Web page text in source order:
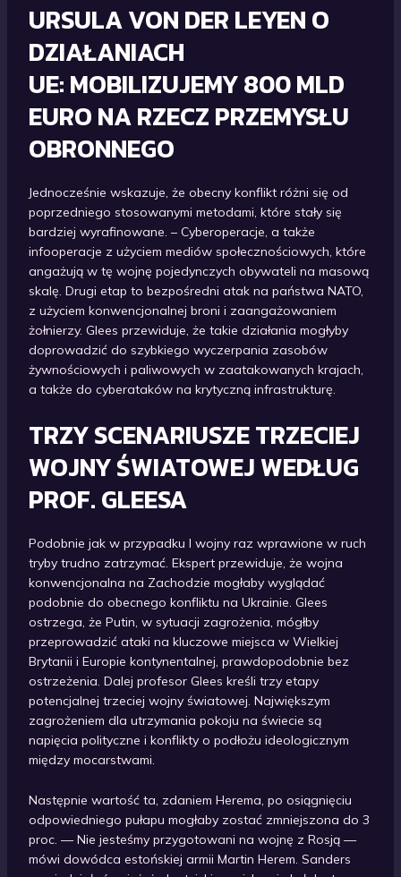
URSULA VON DER LEYEN O
DZIAŁANIACH
UE: MOBILIZUJEMY 800 MLD
EURO NA RZECZ PRZEMYSŁU
OBRONNEGO
Jednocześnie wskazuje, że obecny konflikt różni się od
poprzedniego stosowanymi metodami, które stały się
bardziej wyrafinowane. – Cyberoperacje, a także
infooperacje z użyciem mediów społecznościowych, które
angażują w tę wojnę pojedynczych obywateli na masową
skalę. Drugi etap to bezpośredni atak na państwa NATO,
z użyciem konwencjonalnej broni i zaangażowaniem
żołnierzy. Glees przewiduje, że takie działania mogłyby
doprowadzić do szybkiego wyczerpania zasobów
żywnościowych i paliwowych w zaatakowanych krajach,
a także do cyberataków na krytyczną infrastrukturę.
TRZY SCENARIUSZE TRZECIEJ
WOJNY ŚWIATOWEJ WEDŁUG
PROF. GLEESA
Podobnie jak w przypadku I wojny raz wprawione w ruch
tryby trudno zatrzymać. Ekspert przewiduje, że wojna
konwencjonalna na Zachodzie mogłaby wyglądać
podobnie do obecnego konfliktu na Ukrainie. Glees
ostrzega, że Putin, w sytuacji zagrożenia, mógłby
przeprowadzić ataki na kluczowe miejsca w Wielkiej
Brytanii i Europie kontynentalnej, prawdopodobnie bez
ostrzeżenia. Dalej profesor Glees kreśli trzy etapy
potencjalnej trzeciej wojny światowej. Największym
zagrożeniem dla utrzymania pokoju na świecie są
napięcia polityczne i konflikty o podłożu ideologicznym
między mocarstwami.
Następnie wartość ta, zdaniem Herema, po osiągnięciu
odpowiedniego pułapu mogłaby zostać zmniejszona do 3
proc. — Nie jesteśmy przygotowani na wojnę z Rosją —
mówi dowódca estońskiej armii Martin Herem. Sanders